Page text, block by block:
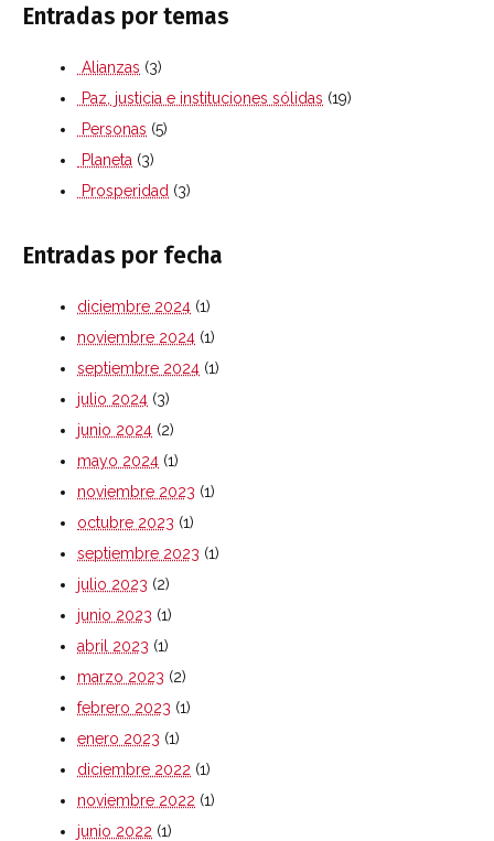
Entradas por temas
Alianzas (3)
Paz, justicia e instituciones sólidas (19)
Personas (5)
Planeta (3)
Prosperidad (3)
Entradas por fecha
diciembre 2024 (1)
noviembre 2024 (1)
septiembre 2024 (1)
julio 2024 (3)
junio 2024 (2)
mayo 2024 (1)
noviembre 2023 (1)
octubre 2023 (1)
septiembre 2023 (1)
julio 2023 (2)
junio 2023 (1)
abril 2023 (1)
marzo 2023 (2)
febrero 2023 (1)
enero 2023 (1)
diciembre 2022 (1)
noviembre 2022 (1)
junio 2022 (1)